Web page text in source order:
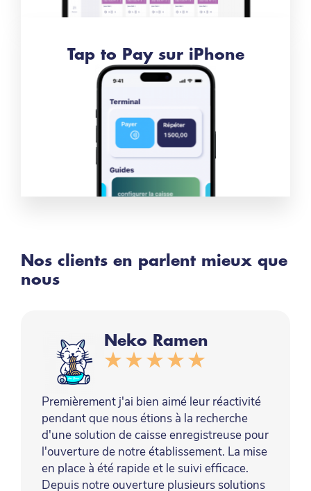
Tap to Pay sur iPhone
Nos clients en parlent mieux que
nous
Neko Ramen
Premièrement j'ai bien aimé leur réactivité
pendant que nous étions à la recherche
d'une solution de caisse enregistreuse pour
l'ouverture de notre établissement. La mise
en place à été rapide et le suivi efficace.
Depuis notre ouverture plusieurs solutions